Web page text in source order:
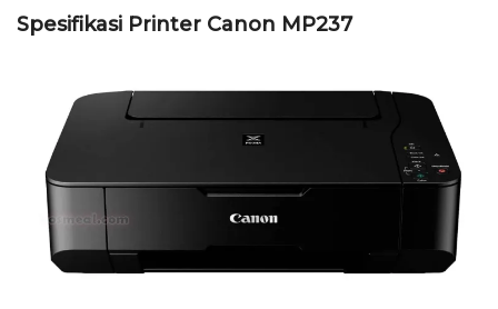
Spesifikasi Printer Canon MP237